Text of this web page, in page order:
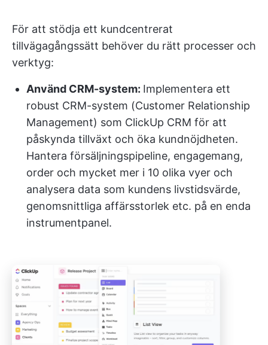
För att stödja ett kundcentrerat
tillvägagångssätt behöver du rätt processer och
verktyg:
Använd CRM-system: Implementera ett
robust CRM-system (Customer Relationship
Management) som ClickUp CRM för att
påskynda tillväxt och öka kundnöjdheten.
Hantera försäljningspipeline, engagemang,
order och mycket mer i 10 olika vyer och
analysera data som kundens livstidsvärde,
genomsnittliga affärsstorlek etc. på en enda
instrumentpanel.